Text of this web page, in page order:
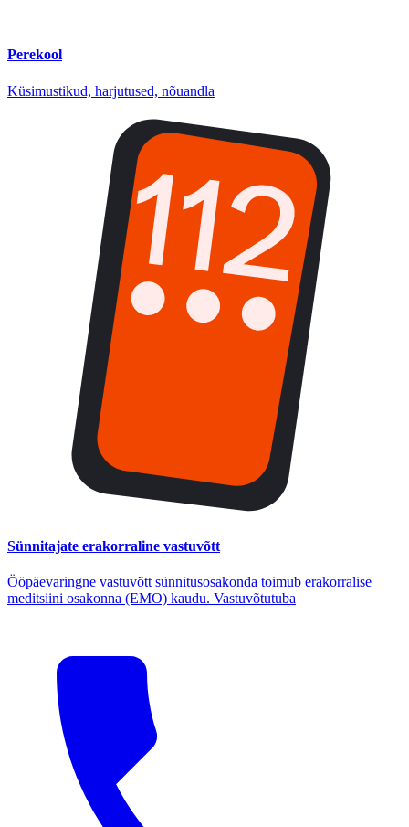
Perekool
Küsimustikud, harjutused, nõuandla
Sünnitajate erakorraline vastuvõtt
Ööpäevaringne vastuvõtt sünnitusosakonda toimub erakorralise
meditsiini osakonna (EMO) kaudu. Vastuvõtutuba